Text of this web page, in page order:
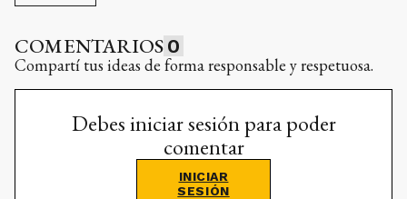
COMENTARIOS 0
Compartí tus ideas de forma responsable y respetuosa.
Debes iniciar sesión para poder
comentar
INICIAR
SESIÓN